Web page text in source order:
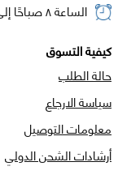
الساعة ٨ صباحًا إلى ٤ مساء من الأحد إلى الخميس
كيفية التسوق
حالة الطلب
سياسة الارجاع
معلومات التوصيل
أرشادات الشحن الدولي